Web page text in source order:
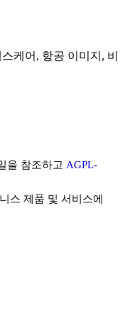
케어, 항공 이미지, 비
을 참조하고 AGPL-
스 제품 및 서비스에